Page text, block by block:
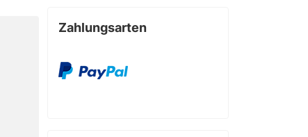
Zahlungsarten